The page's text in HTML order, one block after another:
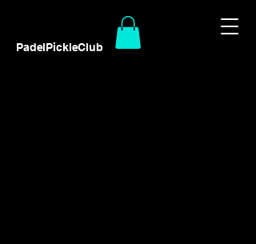
PadelPickleClub